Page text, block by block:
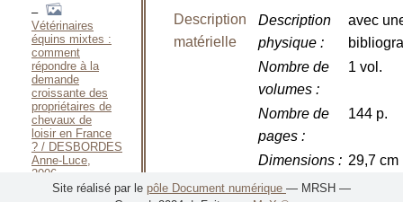
Vétérinaires
équins mixtes :
comment
répondre à la
demande
croissante des
propriétaires de
chevaux de
loisir en France
? / DESBORDES
Anne-Luce,
2006
Création d’un
Description
matérielle
Description
physique:
avec
Nombre de
volumes:
1 vol.
Nombre de
pages:
144 p.
Dimensions: 29,7 cm
Illustrations:
Site réalisé par le pôle Document numérique — MRSH —